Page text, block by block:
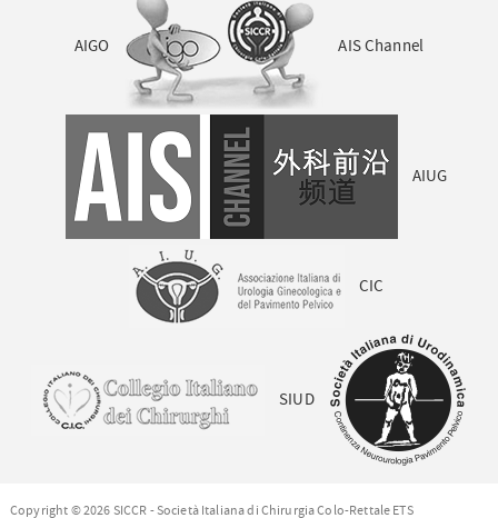
AIGO AIS Channel
AIUG
CIC
SIUD
Copyright © 2026 SICCR - Società Italiana di Chirurgia Colo-Rettale ETS